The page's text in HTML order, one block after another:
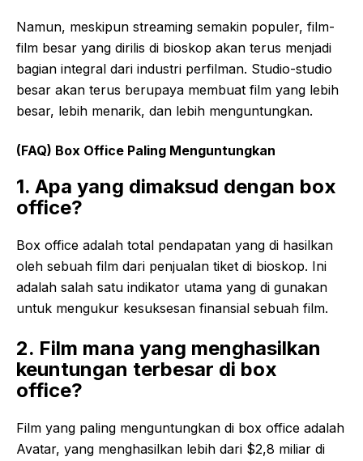
Namun, meskipun streaming semakin populer, film-
film besar yang dirilis di bioskop akan terus menjadi
bagian integral dari industri perfilman. Studio-studio
besar akan terus berupaya membuat film yang lebih
besar, lebih menarik, dan lebih menguntungkan.
(FAQ) Box Office Paling Menguntungkan
1. Apa yang dimaksud dengan box
office?
Box office adalah total pendapatan yang di hasilkan
oleh sebuah film dari penjualan tiket di bioskop. Ini
adalah salah satu indikator utama yang di gunakan
untuk mengukur kesuksesan finansial sebuah film.
2. Film mana yang menghasilkan
keuntungan terbesar di box
office?
Film yang paling menguntungkan di box office adalah
Avatar, yang menghasilkan lebih dari $2,8 miliar di